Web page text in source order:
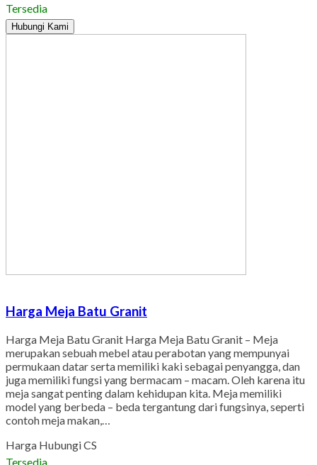
Tersedia
Hubungi Kami
Harga Meja Batu Granit
Harga Meja Batu Granit Harga Meja Batu Granit – Meja
merupakan sebuah mebel atau perabotan yang mempunyai
permukaan datar serta memiliki kaki sebagai penyangga, dan
juga memiliki fungsi yang bermacam – macam. Oleh karena itu
meja sangat penting dalam kehidupan kita. Meja memiliki
model yang berbeda – beda tergantung dari fungsinya, seperti
contoh meja makan,…
Harga Hubungi CS
Tersedia